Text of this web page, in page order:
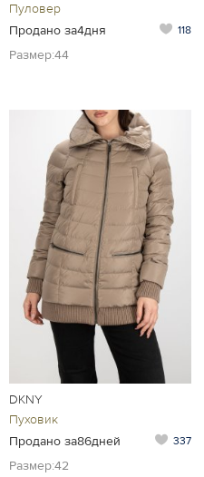
Пуловер
Продано за4дня
118
Размер:44
DKNY
Пуховик
Продано за86дней
337
Размер:42